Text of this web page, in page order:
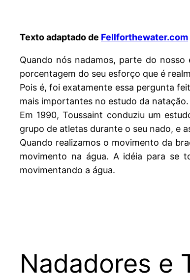
Texto adaptado de Fellforthewater.com
Quando nós nadamos, parte do
porcentagem do seu esforço que é
Pois é, foi exatamente essa pergunta
mais importantes no estudo da natação.
Em 1990, Toussaint conduziu um
grupo de atletas durante o seu nado, e
Quando realizamos o movimento da
movimento na água. A idéia para se
movimentando a água.
Nadadores e